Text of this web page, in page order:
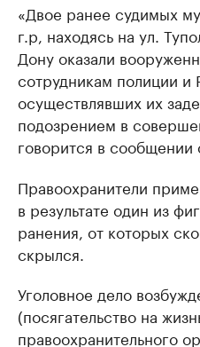
«Двое ранее судимых
г.р, находясь на ул.
Дону оказали
сотрудникам полиции и
осуществлявших их
подозрением в
говорится в сообщении
Правоохранители
в результате один из
ранения, от которых
скрылся.
Уголовное дело
(посягательство на
правоохранительного